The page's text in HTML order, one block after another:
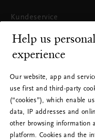
Kundeservice
Hvor finner du oss
Vår merkevare
VELG LAND OG
LAND
Help us
experience
Our website, app and
use first and third-party
(“cookies”), which enable
data, IP addresses and
other browsing information
platform. Cookies and the